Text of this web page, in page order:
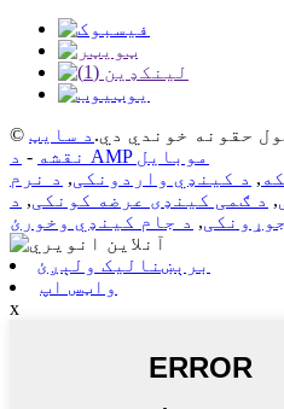
د سایټ
نقشه -
د AMP موبایل
, د کینډي واردونکی, د نرم
, د ګمی کینډی عرضه کونکی, د
, د جام کینډي وخورئ
برېښنالیک ولېږئ
واټس اپ
x